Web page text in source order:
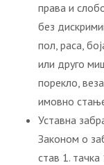
права и
без
пол, раса,
или друго
порекло,
имовно
Уставна
Законом о
став 1. тачка